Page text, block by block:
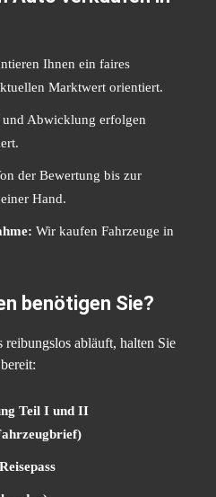
Ihnen ein faires
Marktwert orientiert.
und Abwicklung erfolgen
der Bewertung bis zur
Hand.
Wir kaufen Fahrzeuge in
benötigen Sie?
reibungslos abläuft, halten Sie
Teil I und II